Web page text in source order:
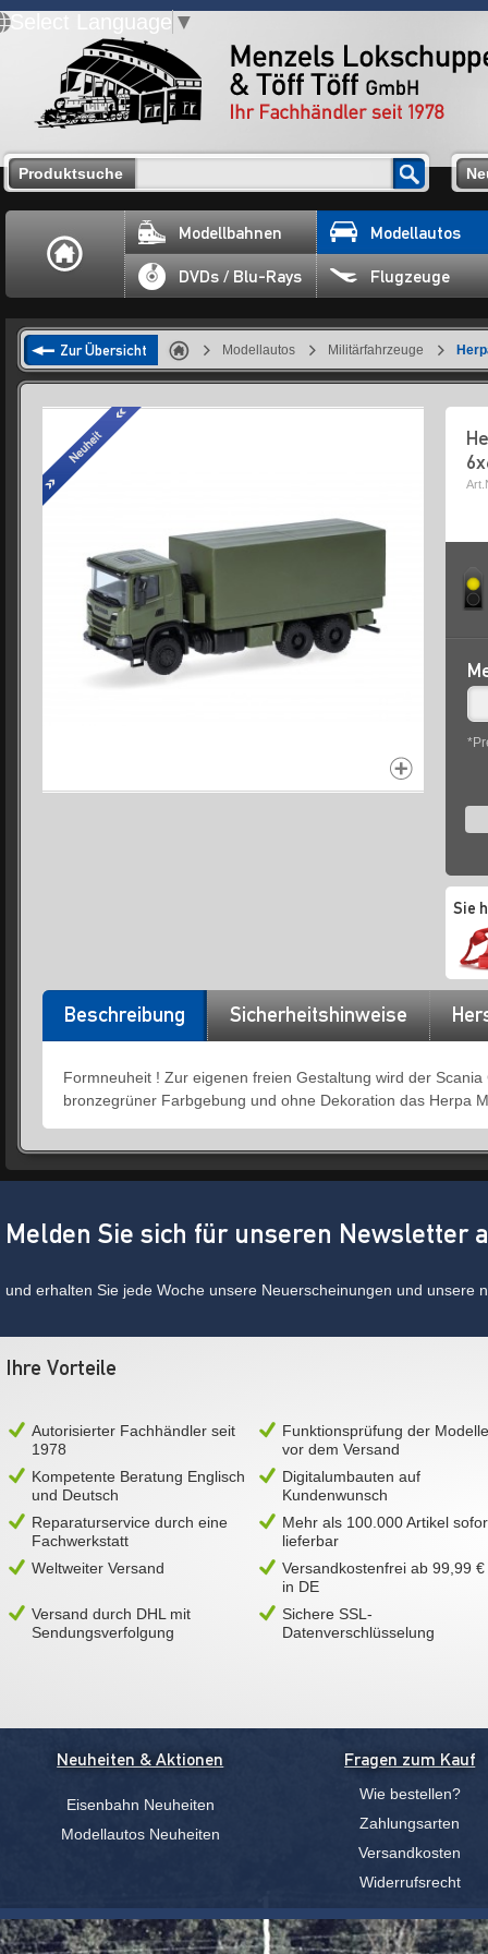
Select Language ▼
Produktsuche
Modellbahnen Modellautos
DVDs / Blu-Rays Flugzeuge
Zur Übersicht Modellautos Militärfahrzeuge
Sie
Beschreibung Sicherheitshinweise
Formneuheit ! Zur eigenen freien Gestaltung wird der
bronzegrüner Farbgebung und ohne Dekoration das Herpa
Melden Sie sich für unseren Newsletter
und erhalten Sie jede Woche unsere Neuerscheinungen und unsere
Ihre Vorteile
Autorisierter Fachhändler seit
1978
Funktionsprüfung der Modelle
vor dem Versand
Kompetente Beratung Englisch
und Deutsch
Digitalumbauten auf
Kundenwunsch
Reparaturservice durch eine
Fachwerkstatt
Mehr als 100.000 Artikel
lieferbar
Weltweiter Versand
Versandkostenfrei ab 99,99 €
in DE
Versand durch DHL mit
Sendungsverfolgung
Sichere SSL-
Datenverschlüsselung
Neuheiten & Aktionen
Eisenbahn Neuheiten
Modellautos Neuheiten
Fragen zum Kauf
Wie bestellen?
Zahlungsarten
Versandkosten
Widerrufsrecht